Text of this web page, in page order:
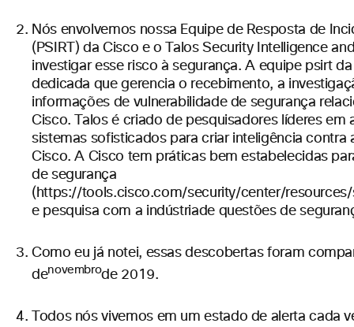
Nós envolvemos nossa Equipe de Resposta de
(PSIRT) da Cisco e o
Talos Security Intelligence
investigar esse risco à segurança. A equipe psirt
dedicada que gerencia o recebimento, a
informações de vulnerabilidade de segurança
Cisco. Talos é criado de pesquisadores líderes em
sistemas sofisticados para criar inteligência contra
Cisco. A Cisco tem práticas bem estabelecidas
de segurança
(https://tools.cisco.com/security/center/
e pesquisa com a indústriade questões de
Como eu já notei, essas descobertas foram
denovembrode 2019.
Todos nós vivemos em um estado de alerta cada